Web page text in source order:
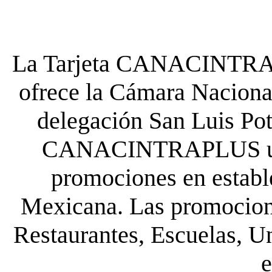
La Tarjeta
ofrece la Cámara
delegación San Luis
CANACINTRAPLUS
promociones en
Mexicana. Las
Restaurantes, Escuelas,